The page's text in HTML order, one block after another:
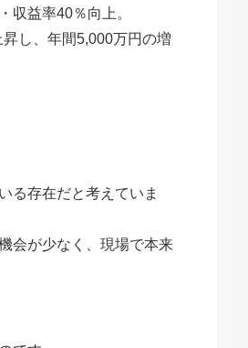
収益率40％向上。
し、年間5,000万円の増
る存在だと考えていま
会が少なく、現場で本来